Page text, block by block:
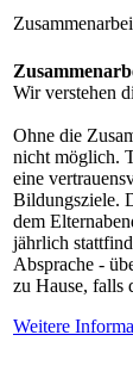
Wir verstehen
Ohne die
nicht möglich.
eine
Bildungsziele.
dem
jährlich
Absprache -
zu Hause, falls
Weitere